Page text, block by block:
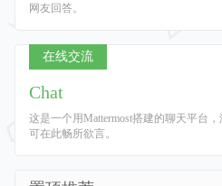
网友回答。
在线交流
Chat
这是一个用Mattermost搭建的聊天平台
可在此畅所欲言。